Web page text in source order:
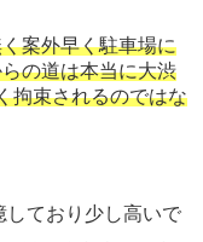
案外早く駐車場に
の道は本当に大渋
拘束されるのではな
ており少し高いで